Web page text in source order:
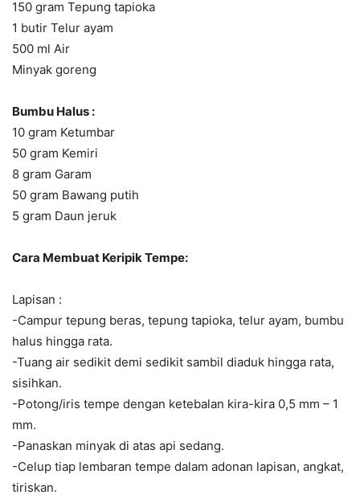
150 gram Tepung tapioka
1 butir Telur ayam
500 ml Air
Minyak goreng
Bumbu Halus :
10 gram Ketumbar
50 gram Kemiri
8 gram Garam
50 gram Bawang putih
5 gram Daun jeruk
Cara Membuat Keripik Tempe:
Lapisan :
-Campur tepung beras, tepung tapioka, telur ayam, bumbu
halus hingga rata.
-Tuang air sedikit demi sedikit sambil diaduk hingga rata,
sisihkan.
-Potong/iris tempe dengan ketebalan kira-kira 0,5 mm – 1
mm.
-Panaskan minyak di atas api sedang.
-Celup tiap lembaran tempe dalam adonan lapisan, angkat,
tiriskan.